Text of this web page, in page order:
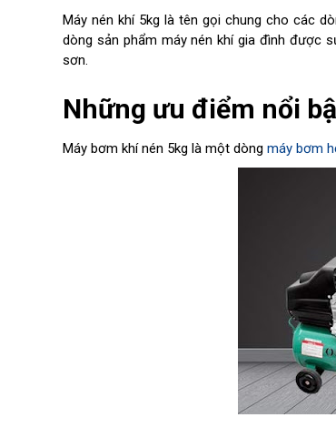
Máy nén khí 5kg là tên gọi chung cho các
dòng sản phẩm máy nén khí gia đình được
sơn.
Những ưu điểm nổi
Máy bơm khí nén 5kg là một dòng máy bơm